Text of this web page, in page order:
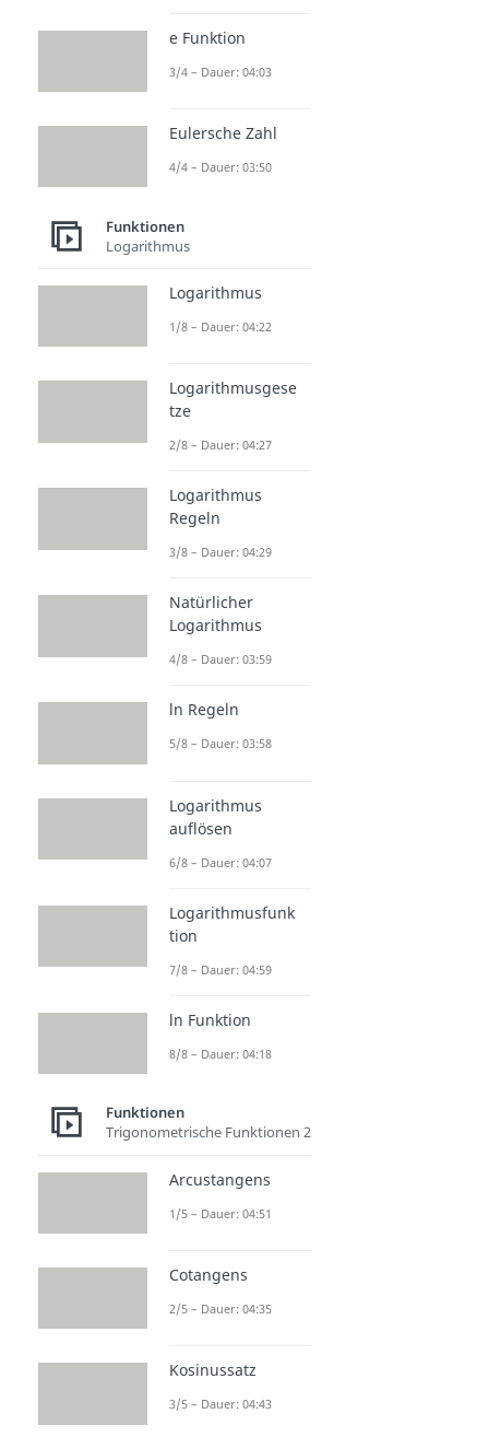
e Funktion
3/4 – Dauer: 04:03
Eulersche Zahl
4/4 – Dauer: 03:50
Funktionen
Logarithmus
Logarithmus
1/8 – Dauer: 04:22
Logarithmusgese
tze
2/8 – Dauer: 04:27
Logarithmus
Regeln
3/8 – Dauer: 04:29
Natürlicher
Logarithmus
4/8 – Dauer: 03:59
ln Regeln
5/8 – Dauer: 03:58
Logarithmus
auflösen
6/8 – Dauer: 04:07
Logarithmusfunk
tion
7/8 – Dauer: 04:59
ln Funktion
8/8 – Dauer: 04:18
Funktionen
Trigonometrische Funktionen 2
Arcustangens
1/5 – Dauer: 04:51
Cotangens
2/5 – Dauer: 04:35
Kosinussatz
3/5 – Dauer: 04:43